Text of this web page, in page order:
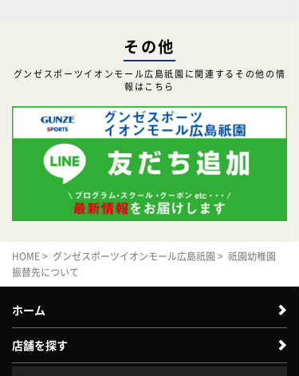
その他
グンゼスポーツイオンモール広島祇園に関連するその他の情
報はこちら
HOME> グンゼスポーツイオンモール広島祇園 > 祇園幼稚園
振替先について
ホーム
店舗を探す